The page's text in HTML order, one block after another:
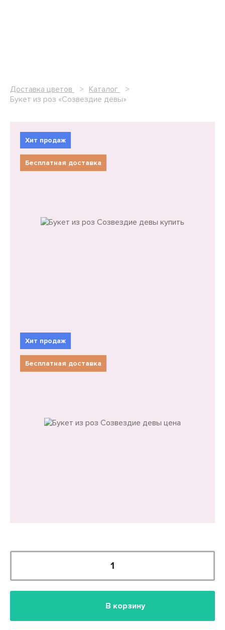
Доставка цветов
Каталог
Букет из роз «Созвездие девы»
Хит продаж
Бесплатная доставка
Хит продаж
Бесплатная доставка
Цвет
Красные розы
Розовые розы
Кустовые розы
В корзину